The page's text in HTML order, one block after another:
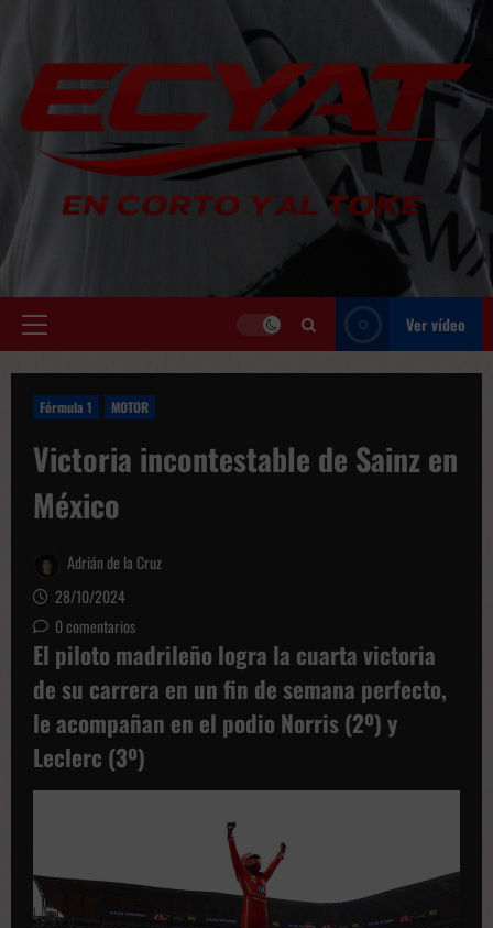
contenido
Menú
Ver vídeo
Fórmula 1 MOTOR
Victoria incontestable de Sainz en
México
Adrián de la Cruz
28/10/2024
0 comentarios
El piloto madrileño logra la cuarta victoria
de su carrera en un fin de semana perfecto,
le acompañan en el podio Norris (2º) y
Leclerc (3º)